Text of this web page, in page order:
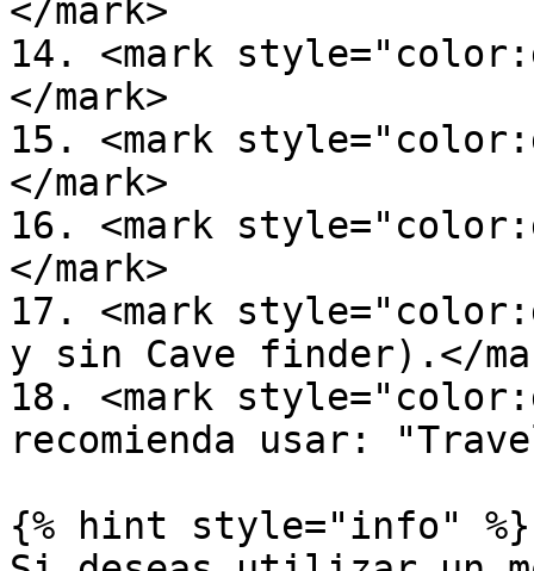
</mark>
14. <mark
</mark>
15. <mark
</mark>
16. <mark
</mark>
17. <mark
y sin Cave finder).</
18. <mark
recomienda usar:
{% hint style="info" %}